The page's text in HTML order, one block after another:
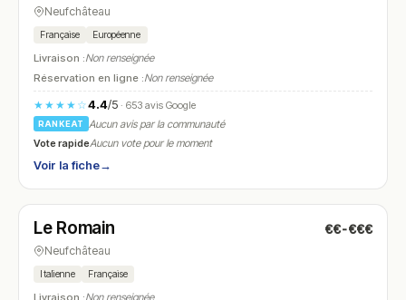
Neufchâteau
Française Européenne
Livraison :Non renseignée
Réservation en ligne :Non renseignée
★★★★☆4.4/5· 653 avis Google
RANKEAT
Aucun avis par la communauté
Vote rapideAucun vote pour le moment
Voir la fiche→
N° 18
Le Romain €€-€€€
Neufchâteau
Italienne Française
Livraison :Non renseignée